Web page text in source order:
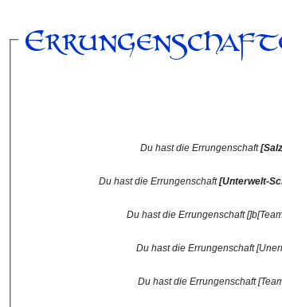
Du hast die Errungenschaft
Du hast die Errungenschaft[Unterwelt-
Du hast die Errungenschaft
Du hast die Errungenschaft
Du hast die Errungenschaft